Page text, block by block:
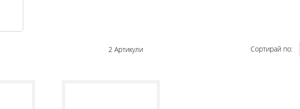
2 Артикули Сортирай по